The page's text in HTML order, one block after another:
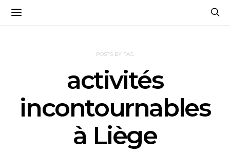
POSTS BY TAG
activités
incontournables
à Liège